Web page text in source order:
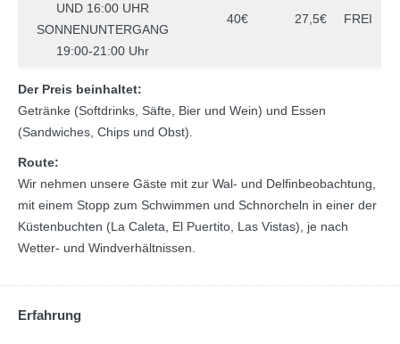
UND 16:00 UHR
SONNENUNTERGANG
19:00-21:00 Uhr
40€ 27,5€ FREI
Der Preis beinhaltet:
Getränke (Softdrinks, Säfte, Bier und Wein) und Essen
(Sandwiches, Chips und Obst).
Route:
Wir nehmen unsere Gäste mit zur Wal- und Delfinbeobachtung,
mit einem Stopp zum Schwimmen und Schnorcheln in einer der
Küstenbuchten (La Caleta, El Puertito, Las Vistas), je nach
Wetter- und Windverhältnissen.
Erfahrung